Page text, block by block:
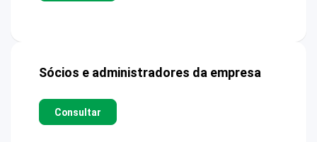
Sócios e administradores da empresa
Consultar